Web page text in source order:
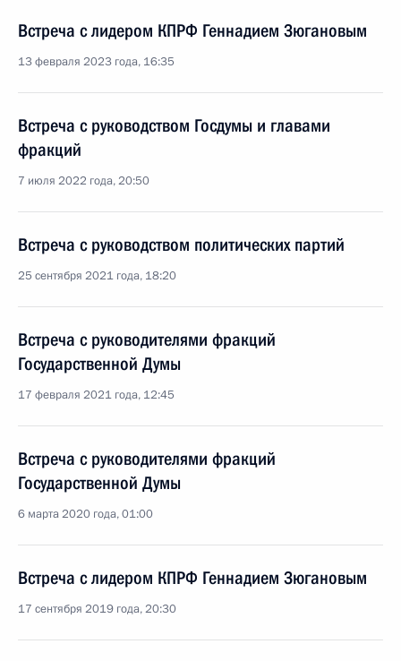
Встреча с лидером КПРФ Геннадием Зюгановым
13 февраля 2023 года, 16:35
Встреча с руководством Госдумы и главами
фракций
7 июля 2022 года, 20:50
Встреча с руководством политических партий
25 сентября 2021 года, 18:20
Встреча с руководителями фракций
Государственной Думы
17 февраля 2021 года, 12:45
Встреча с руководителями фракций
Государственной Думы
6 марта 2020 года, 01:00
Встреча с лидером КПРФ Геннадием Зюгановым
17 сентября 2019 года, 20:30